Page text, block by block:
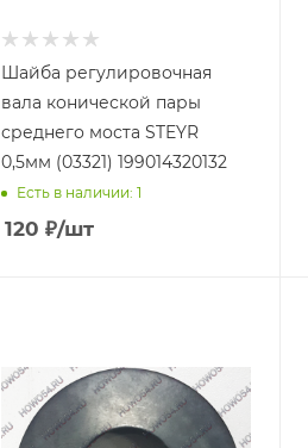
Шайба регулировочная
вала конической пары
среднего моста STEYR
0,5мм (03321) 199014320132
Есть в наличии: 1
120 ₽/шт